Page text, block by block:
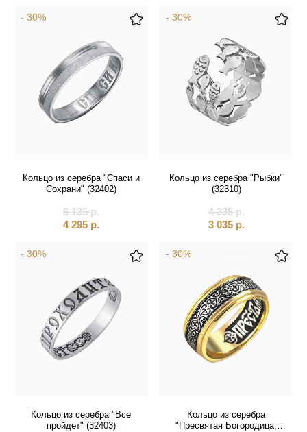
- 30%
Кольцо из серебра "Спаси и
Сохрани" (32402)
6 135р.
4 295 р.
- 30%
Кольцо из серебра "Рыбки"
(32310)
4 335р.
3 035 р.
- 30%
Кольцо из серебра "Все
пройдет" (32403)
- 30%
Кольцо из серебра
"Пресвятая Богородица,